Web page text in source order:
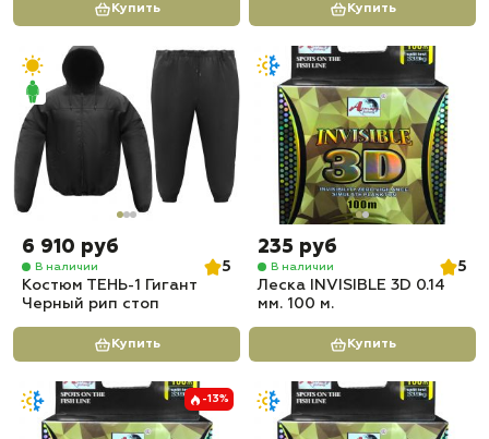
Купить Купить
6 910 руб
В наличии
5
Костюм ТЕНЬ-1 Гигант
Черный рип стоп
Купить
235 руб
В наличии
5
Леска INVISIBLE 3D 0.14
мм. 100 м.
Купить
-13%